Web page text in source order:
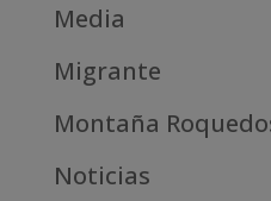
Media
Migrante
Montaña
Noticias